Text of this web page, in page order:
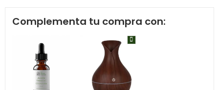
Complementa tu compra con: